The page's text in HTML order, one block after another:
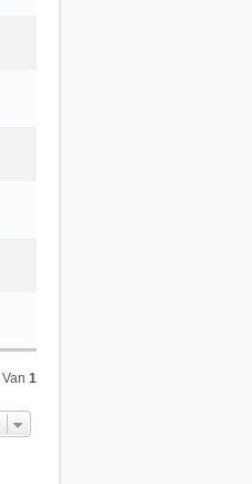
Van 1